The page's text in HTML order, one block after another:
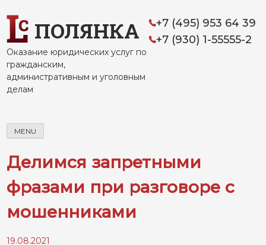
to
contentПОЛЯНКА
Оказание юридических услуг по
гражданским,
административным и уголовным
делам
+7 (495) 953 64 39
+7 (930) 1-55555-2
MENU
Делимся запретными
фразами при разговоре с
мошенниками
19.08.2021